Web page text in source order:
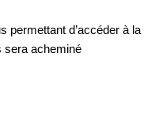
permettant d’accéder à la
sera acheminé